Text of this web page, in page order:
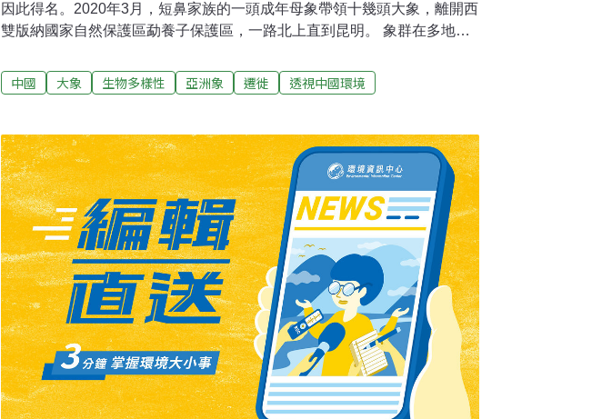
因此得名。2020年3月，短鼻家族的一頭成年母象帶領十幾頭大象，離開西
雙版納國家自然保護區勐養子保護區，一路北上直到昆明。 象群在多地逗
體稱為一次「奇幻冒險之旅」。 這群大象的旅行獲得了全球關注，成為
「國際網紅」。
中國 大象 生物多樣性 亞洲象 遷徙 透視中國環境